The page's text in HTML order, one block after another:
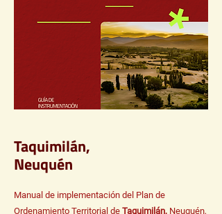
Taquimilán,
Neuquén
Manual de implementación del Plan de
Ordenamiento Territorial de Taquimilán, Neuquén,